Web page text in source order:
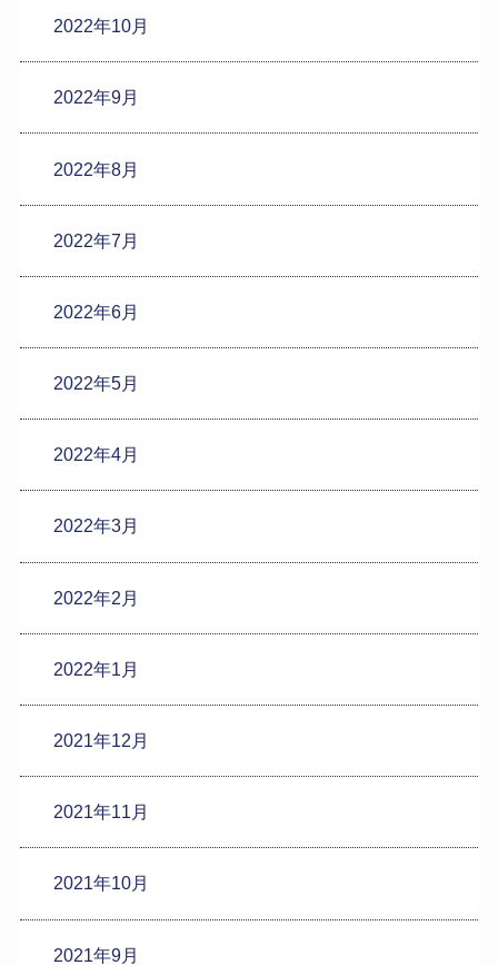
2022年10月
2022年9月
2022年8月
2022年7月
2022年6月
2022年5月
2022年4月
2022年3月
2022年2月
2022年1月
2021年12月
2021年11月
2021年10月
2021年9月